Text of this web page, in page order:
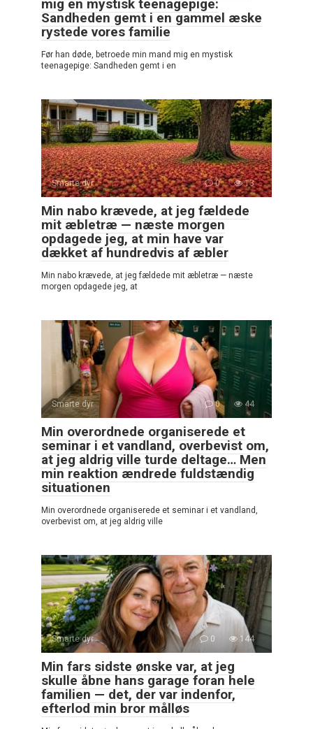
mig en mystisk teenagepige:
Sandheden gemt i en gammel æske
rystede vores familie
Før han døde, betroede min mand mig en mystisk
teenagepige: Sandheden gemt i en
Smarte dyr 0 13
Min nabo krævede, at jeg fældede
mit æbletræ — næste morgen
opdagede jeg, at min have var
dækket af hundredvis af æbler
Min nabo krævede, at jeg fældede mit æbletræ — næste
morgen opdagede jeg, at
Smarte dyr 0 44
Min overordnede organiserede et
seminar i et vandland, overbevist om,
at jeg aldrig ville turde deltage… Men
min reaktion ændrede fuldstændig
situationen
Min overordnede organiserede et seminar i et vandland,
overbevist om, at jeg aldrig ville
Smarte dyr 0 144
Min fars sidste ønske var, at jeg
skulle åbne hans garage foran hele
familien — det, der var indenfor,
efterlod min bror målløs